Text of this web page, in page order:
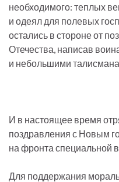
необходимого: теплых
и одеял для полевых
остались в стороне от
Отечества, написав
и небольшими
И в настоящее время
поздравления с Новым
на фронта специальной
Для поддержания